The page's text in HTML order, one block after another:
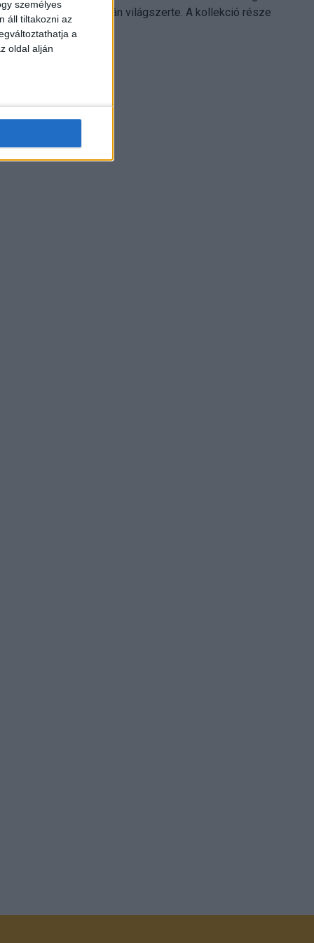
személyes
áll tiltakozni az
a
oldal alján
Electronics platformján világszerte. A kollekció része
Leonardo...